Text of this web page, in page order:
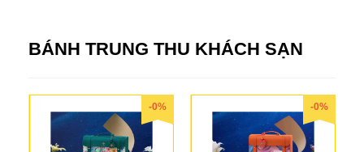
BÁNH TRUNG THU KHÁCH SẠN
-0% -0%